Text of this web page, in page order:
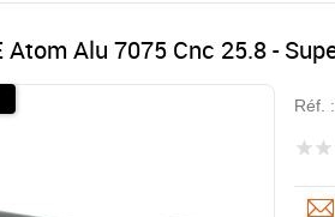
Atom Alu 7075 Cnc 25.8 -
Réf. :